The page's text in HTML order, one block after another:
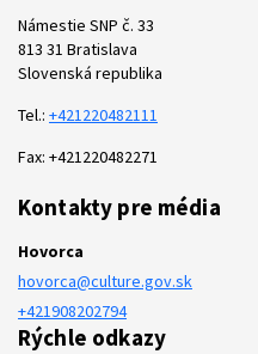
Námestie SNP č. 33
813 31 Bratislava
Slovenská republika
Tel.: +421220482111
Fax: +421220482271
Kontakty pre média
Hovorca
hovorca@culture.gov.sk
+421908202794
Rýchle odkazy